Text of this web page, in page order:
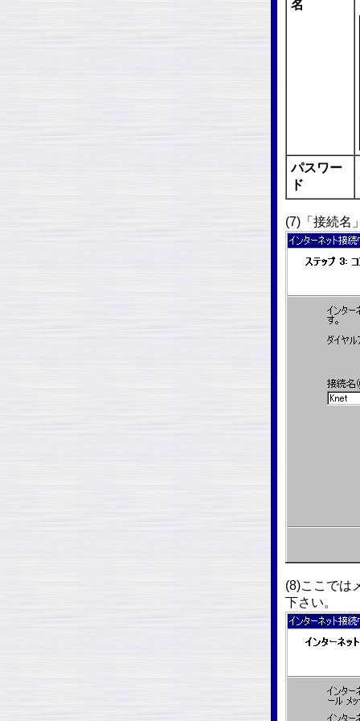
名
パスワー
ド
(7)「接続名
(8)ここでは
下さい。